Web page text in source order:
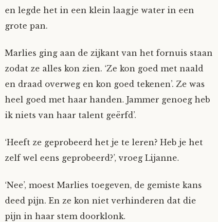
en legde het in een klein laagje water in een
grote pan.
Marlies ging aan de zijkant van het fornuis staan
zodat ze alles kon zien. ‘Ze kon goed met naald
en draad overweg en kon goed tekenen’. Ze was
heel goed met haar handen. Jammer genoeg heb
ik niets van haar talent geërfd’.
‘Heeft ze geprobeerd het je te leren? Heb je het
zelf wel eens geprobeerd?’, vroeg Lijanne.
‘Nee’, moest Marlies toegeven, de gemiste kans
deed pijn. En ze kon niet verhinderen dat die
pijn in haar stem doorklonk.